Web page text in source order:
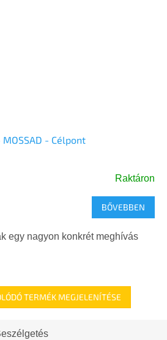
- Célpont
Raktáron
BŐVEBBEN
egy nagyon konkrét meghívás
TERMÉK MEGJELENÍTÉSE